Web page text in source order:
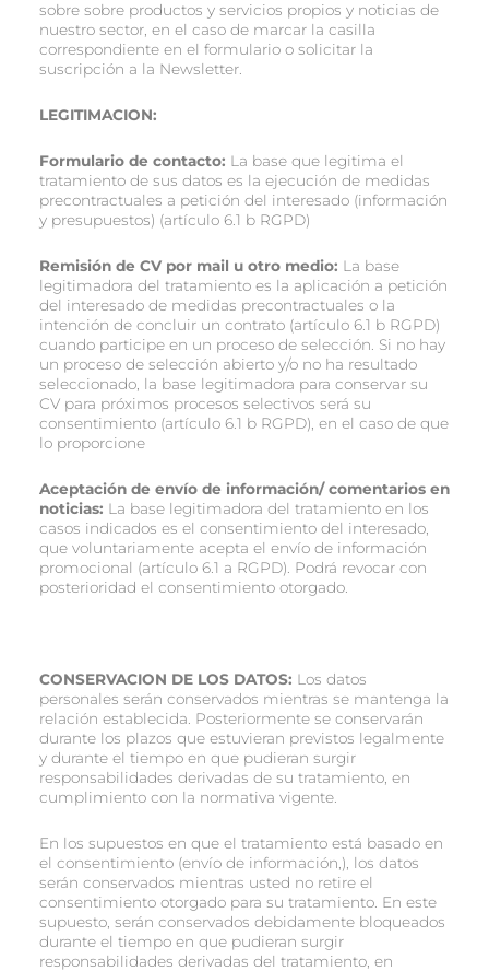
sobre sobre productos y servicios propios y noticias de
nuestro sector, en el caso de marcar la casilla
correspondiente en el formulario o solicitar la
suscripción a la Newsletter.
LEGITIMACION:
Formulario de contacto: La base que legitima el
tratamiento de sus datos es la ejecución de medidas
precontractuales a petición del interesado (información
y presupuestos) (artículo 6.1 b RGPD)
Remisión de CV por mail u otro medio: La base
legitimadora del tratamiento es la aplicación a petición
del interesado de medidas precontractuales o la
intención de concluir un contrato (artículo 6.1 b RGPD)
cuando participe en un proceso de selección. Si no hay
un proceso de selección abierto y/o no ha resultado
seleccionado, la base legitimadora para conservar su
CV para próximos procesos selectivos será su
consentimiento (artículo 6.1 b RGPD), en el caso de que
lo proporcione
Aceptación de envío de información/ comentarios en
noticias: La base legitimadora del tratamiento en los
casos indicados es el consentimiento del interesado,
que voluntariamente acepta el envío de información
promocional (artículo 6.1 a RGPD). Podrá revocar con
posterioridad el consentimiento otorgado.
CONSERVACION DE LOS DATOS: Los datos
personales serán conservados mientras se mantenga la
relación establecida. Posteriormente se conservarán
durante los plazos que estuvieran previstos legalmente
y durante el tiempo en que pudieran surgir
responsabilidades derivadas de su tratamiento, en
cumplimiento con la normativa vigente.
En los supuestos en que el tratamiento está basado en
el consentimiento (envío de información,), los datos
serán conservados mientras usted no retire el
consentimiento otorgado para su tratamiento. En este
supuesto, serán conservados debidamente bloqueados
durante el tiempo en que pudieran surgir
responsabilidades derivadas del tratamiento, en